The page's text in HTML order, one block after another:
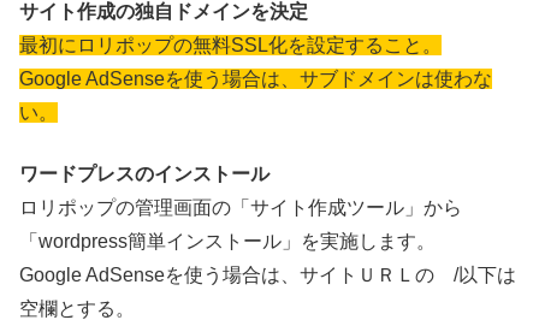
サイト作成の独自ドメインを決定
最初にロリポップの無料SSL化を設定すること。
Google AdSenseを使う場合は、サブドメインは使わな
い。
ワードプレスのインストール
ロリポップの管理画面の「サイト作成ツール」から
「wordpress簡単インストール」を実施します。
Google AdSenseを使う場合は、サイトＵＲＬの /以下は
空欄とする。